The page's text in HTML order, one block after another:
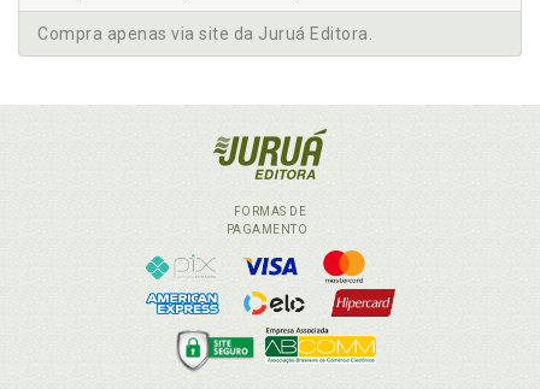
Compra apenas via site da Juruá Editora.
FORMAS DE
PAGAMENTO